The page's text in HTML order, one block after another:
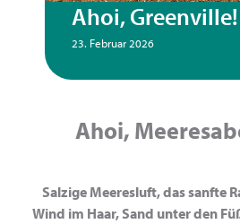
Ahoi, Greenville!
23. Februar 2026
Ahoi,
Salzige Meeresluft, das sanfte
Wind im Haar, Sand unter den